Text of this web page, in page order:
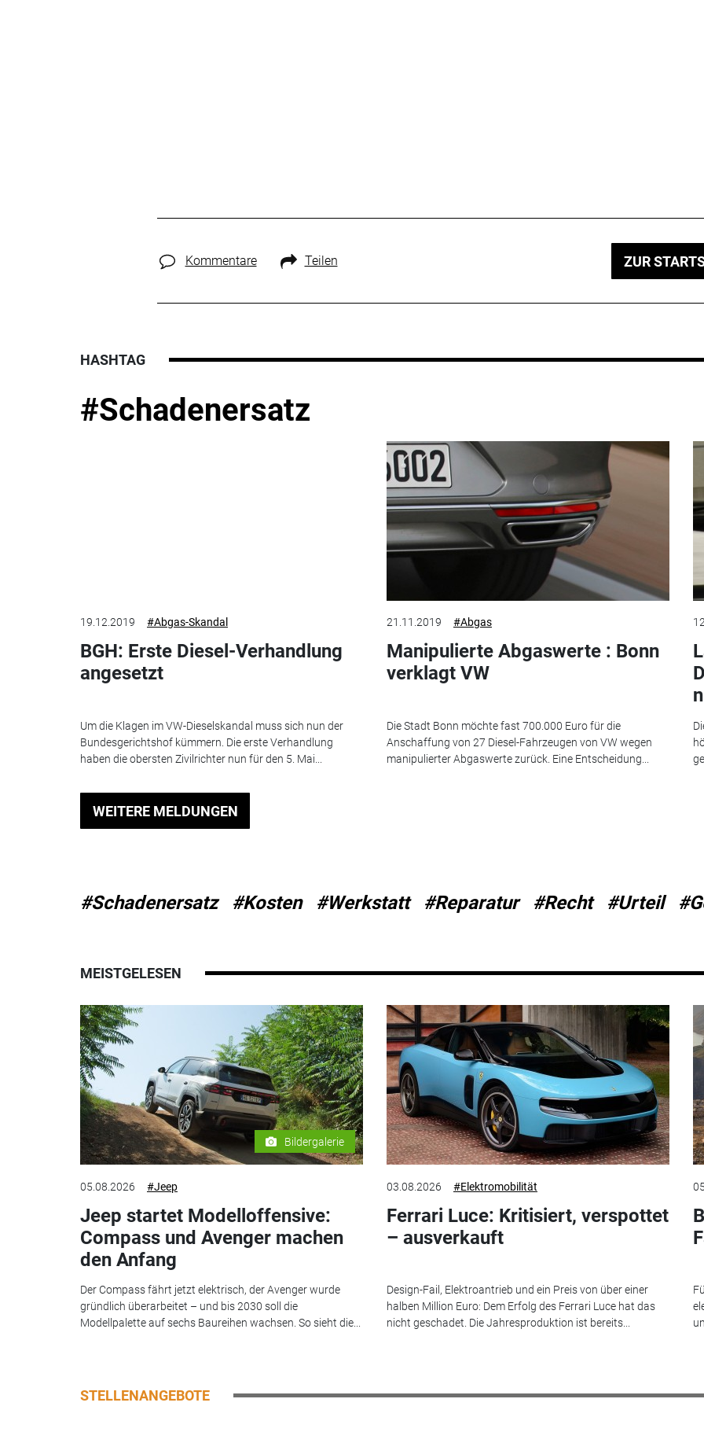
Kommentare Teilen ZUR
HASHTAG
#Schadenersatz
19.12.2019 #Abgas-Skandal
BGH: Erste Diesel-Verhandlung
angesetzt
Um die Klagen im VW-Dieselskandal muss sich nun der
Bundesgerichtshof kümmern. Die erste Verhandlung
haben die obersten Zivilrichter nun für den 5. Mai...
21.11.2019 #Abgas
Manipulierte Abgaswerte : Bonn
verklagt VW
Die Stadt Bonn möchte fast 700.000 Euro für die
Anschaffung von 27 Diesel-Fahrzeugen von VW wegen
manipulierter Abgaswerte zurück. Eine Entscheidung...
WEITERE MELDUNGEN
#Schadenersatz #Kosten #Werkstatt #Reparatur #Recht #Urteil
MEISTGELESEN
Bildergalerie
05.08.2026 #Jeep
Jeep startet Modelloffensive:
Compass und Avenger machen
den Anfang
Der Compass fährt jetzt elektrisch, der Avenger wurde
gründlich überarbeitet – und bis 2030 soll die
Modellpalette auf sechs Baureihen wachsen. So sieht die...
03.08.2026 #Elektromobilität
Ferrari Luce: Kritisiert, verspottet
– ausverkauft
Design-Fail, Elektroantrieb und ein Preis von über einer
halben Million Euro: Dem Erfolg des Ferrari Luce hat das
nicht geschadet. Die Jahresproduktion ist bereits...
STELLENANGEBOTE